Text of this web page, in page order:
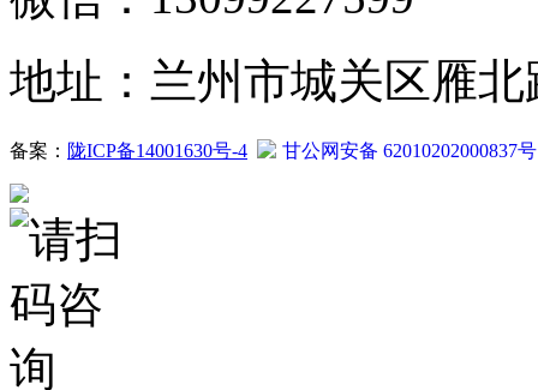
地址：兰州市城关区雁北
备案： 陇ICP备14001630号-4 甘公网安备 62010202000837号